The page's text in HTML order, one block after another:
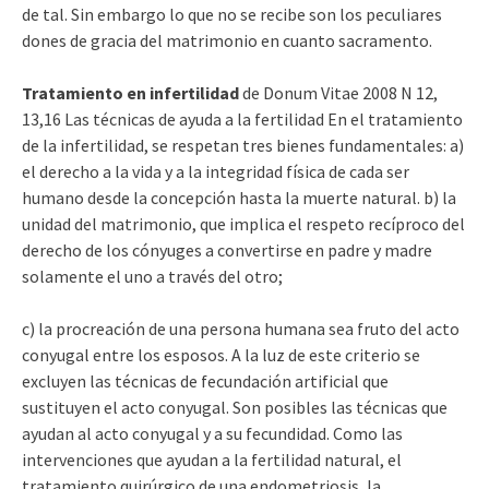
de tal. Sin embargo lo que no se recibe son los peculiares
dones de gracia del matrimonio en cuanto sacramento.
Tratamiento en infertilidadde Donum Vitae 2008 N 12,
13,16 Las técnicas de ayuda a la fertilidad En el tratamiento
de la infertilidad, se respetan tres bienes fundamentales: a)
el derecho a la vida y a la integridad física de cada ser
humano desde la concepción hasta la muerte natural. b) la
unidad del matrimonio, que implica el respeto recíproco del
derecho de los cónyuges a convertirse en padre y madre
solamente el uno a través del otro;
c) la procreación de una persona humana sea fruto del acto
conyugal entre los esposos. A la luz de este criterio se
excluyen las técnicas de fecundación artificial que
sustituyen el acto conyugal. Son posibles las técnicas que
ayudan al acto conyugal y a su fecundidad. Como las
intervenciones que ayudan a la fertilidad natural, el